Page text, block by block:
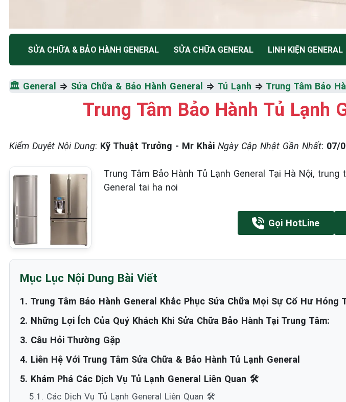
TRUNG TÂM BẢO HÀNH ĐIỆN MÁY HÀ NỘI
SỬA CHỮA & BẢO HÀNH
GENERAL
Tốc Độ Tối Đa • Chất Lượng Tối Ưu • Chi Phí Tối Thiểu
☎️ 09.86.85.89.22
SỬA CHỮA & BẢO HÀNH GENERAL SỬA CHỮA GENERAL LINH KIỆN GENERAL
🏛️ General ⇒ Sửa Chữa & Bảo Hành General ⇒ Tủ Lạnh ⇒ Trung Tâm Bảo
Trung Tâm Bảo Hành Tủ Lạnh
Kiểm Duyệt Nội Dung: Kỹ Thuật Trưởng - Mr Khải Ngày Cập Nhật Gần Nhất: 07/
Trung Tâm Bảo Hành Tủ Lạnh General Tại Hà Nội,
General tai ha noi
Gọi HotLine
Mục Lục Nội Dung Bài Viết
1. Trung Tâm Bảo Hành General Khắc Phục Sửa Chữa Mọi Sự Cố Hư Hỏng
2. Những Lợi Ích Của Quý Khách Khi Sửa Chữa Bảo Hành Tại Trung Tâm:
3. Câu Hỏi Thường Gặp
4. Liên Hệ Với Trung Tâm Sửa Chữa & Bảo Hành Tủ Lạnh General
5. Khám Phá Các Dịch Vụ Tủ Lạnh General Liên Quan 🛠️
5.1. Các Dịch Vụ Tủ Lạnh General Liên Quan 🛠️